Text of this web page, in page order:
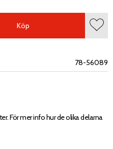
Köp
78-56089
För mer info hur de olika delarna